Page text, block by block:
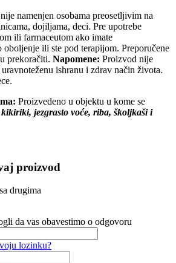
namenjen osobama preosetljivim na
dojiljama, deci. Pre upotrebe
ili farmaceutom ako imate
ili ste pod terapijom. Preporučene
prekoračiti. Napomene: Proizvod nije
ishranu i zdrav način života.
Proizvedeno u objektu u kome se
jezgrasto voće, riba, školjkaši i
proizvod
drugima
da vas obavestimo o odgovoru
lozinku?